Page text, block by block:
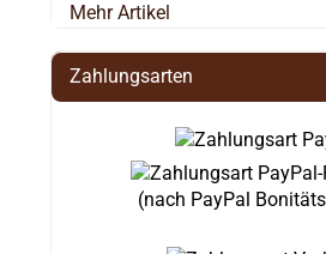
Mehr Artikel
Zahlungsarten
(nach PayPal